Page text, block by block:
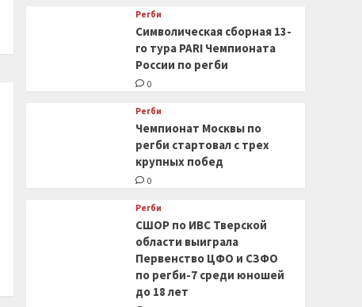
Регби
Символическая сборная 13-
го тура PARI Чемпионата
России по регби
0
Регби
Чемпионат Москвы по
регби стартовал с трех
крупных побед
0
Регби
СШОР по ИВС Тверской
области выиграла
Первенство ЦФО и СЗФО
по регби-7 среди юношей
до 18 лет